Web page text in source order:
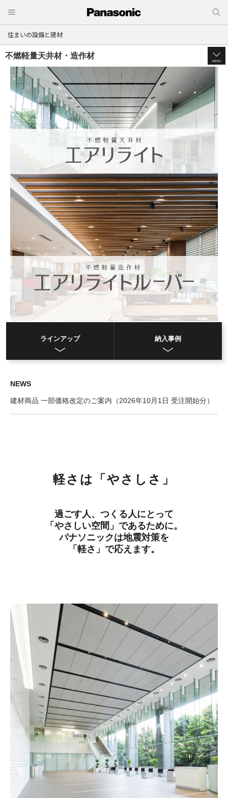
住まいの設備と建材
不燃軽量天井材・造作材
MENU
ラインアップ 納入事例
NEWS
建材商品 一部価格改定のご案内（2026年10月1日 受注開始分）
軽さは「やさしさ」
過ごす人、つくる人にとって
「やさしい空間」であるために。
パナソニックは地震対策を
「軽さ」で応えます。